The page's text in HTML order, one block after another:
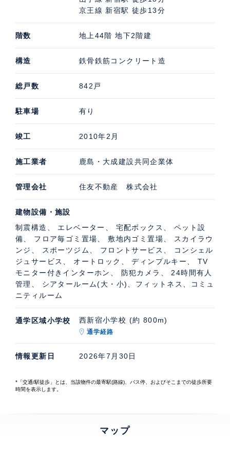
京王線 新宿駅 徒歩13分
階数 地上44階 地下2階建
構造 鉄骨鉄筋コンクリート造
総戸数 842戸
駐車場 有り
竣工 2010年2月
施工業者 鹿島・大成建設共同企業体
管理会社 住友不動産 株式会社
建物設備・施設
制震構造、 エレベーター、 宅配ボックス、 ペット設
備、 フロア毎ゴミ置場、 敷地内ゴミ置場、 スカイラウ
ンジ、 スポーツジム、 フロントサービス、 コンシェル
ジュサービス、 オートロック、 ディンプルキー、 TV
モニター付きインターホン、 防犯カメラ、 24時間有人
管理、 シアタールーム(大・小)、フィットネス、コミュ
ニティルーム
通学区域小学校 西新宿小学校 (約 800m)
通学経路
情報更新日 2026年7月30日
*「交通/駅徒歩」とは、当該物件の最寄駅(路線)、バス停、およびそこまでの徒歩所要
時間を表示します。
マップ